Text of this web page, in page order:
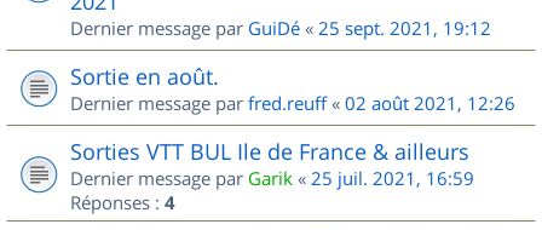
Dernier message par GuiDé « 25 sept. 2021, 19:12
Sortie en août.
Dernier message par fred.reuff« 02 août 2021, 12:26
Sorties VTT BUL Ile de France & ailleurs
Dernier message par Garik « 25 juil. 2021, 16:59
Réponses : 4